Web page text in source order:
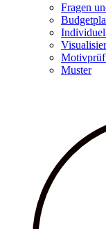
Fragen
Muster